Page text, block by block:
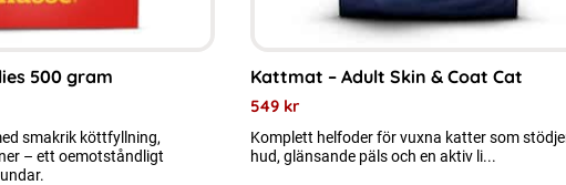
500 gram
smakrik köttfyllning,
– ett oemotståndligt
Kattmat – Adult Skin & Coat Cat
549 kr
Komplett helfoder för vuxna katter som
hud, glänsande päls och en aktiv li...
produktsidan